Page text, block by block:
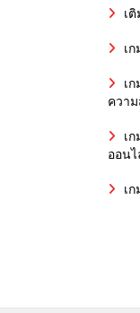
เ
เ
เ
ควา
เ
ออน
เ